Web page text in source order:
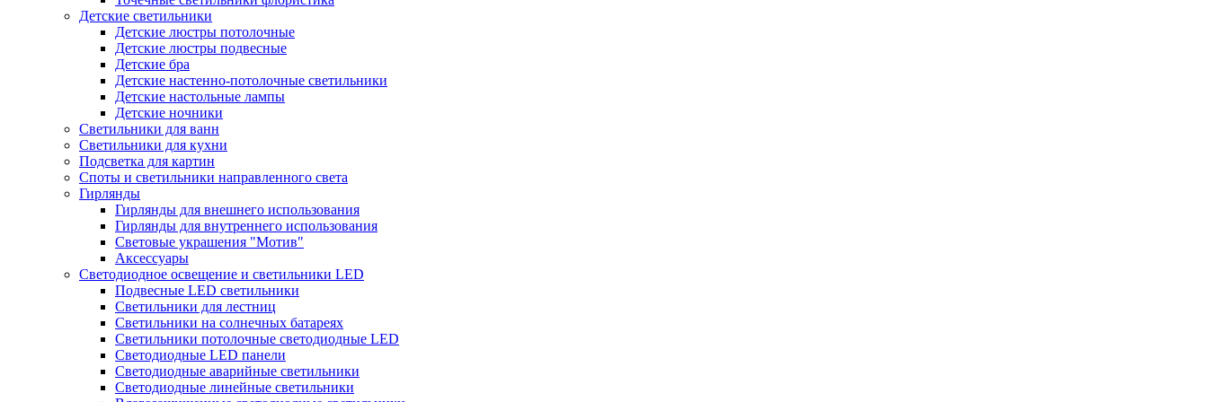
Детские светильники
Детские люстры потолочные
Детские люстры подвесные
Детские бра
Детские настенно-потолочные светильники
Детские настольные лампы
Детские ночники
Светильники для ванн
Светильники для кухни
Подсветка для картин
Споты и светильники направленного света
Гирлянды
Гирлянды для внешнего использования
Гирлянды для внутреннего использования
Световые украшения "Мотив"
Аксессуары
Светодиодное освещение и светильники LED
Подвесные LED светильники
Светильники для лестниц
Светильники на солнечных батареях
Светильники потолочные светодиодные LED
Светодиодные LED панели
Светодиодные аварийные светильники
Светодиодные линейные светильники